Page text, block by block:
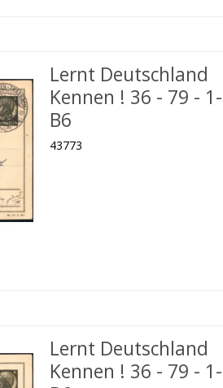
Lernt Deutschland
Kennen ! 36 - 79 - 1-
B6
43773
Lernt Deutschland
Kennen ! 36 - 79 - 1-